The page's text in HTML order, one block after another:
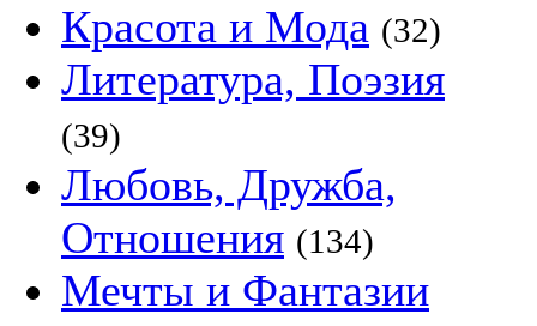
Красота и Мода (32)
Литература, Поэзия
(39)
Любовь, Дружба,
Отношения (134)
Мечты и Фантазии